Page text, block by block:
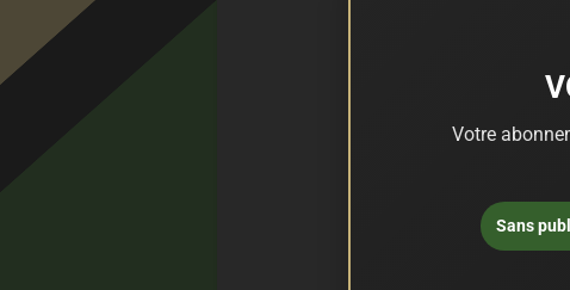
Votre
Sans